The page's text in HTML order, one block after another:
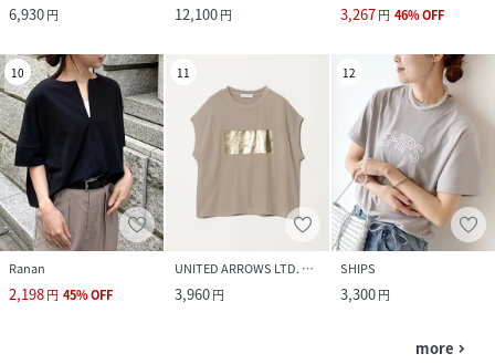
6,930円 12,100円 3,267円 46%OFF
10
Ranan
2,198円 45%OFF
11
UNITED ARROWS LTD. OUTLET
3,960円
12
SHIPS
3,300円
more navigate_next